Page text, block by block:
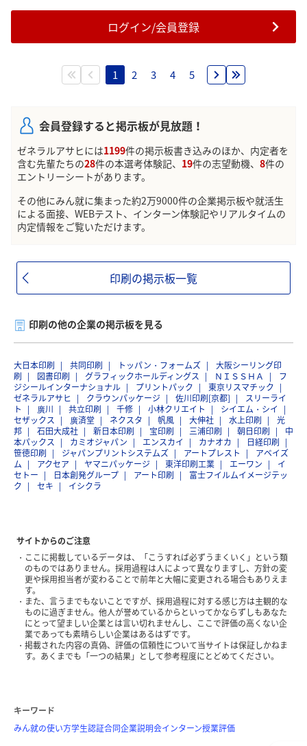
ログイン/会員登録
1 2 3 4 5
会員登録すると掲示板が見放題！
ゼネラルアサヒには1199件の掲示板書き込みのほか、内定者を
含む先輩たちの28件の本選考体験記、 19件の志望動機、 8件の
エントリーシートがあります。
その他にみん就に集まった約2万9000件の企業掲示板や就活生
による面接、WEBテスト、インターン体験記やリアルタイムの
内定情報をご覧いただけます。
印刷の掲示板一覧
印刷の他の企業の掲示板を見る
大日本印刷 共同印刷 トッパン・フォームズ
大阪シーリング印
刷
図書印刷 グラフィックホールディングス ＮＩＳＳＨＡ
フ
ジシールインターナショナル
プリントパック
東京リスマチック
ゼネラルアサヒ
クラウンパッケージ 佐川印刷[京都]
スリーライ
ト
廣川 共立印刷 千修 小林クリエイト
シイエム・シイ
セザックス
廣済堂 ネクスタ 帆風 大伸社 水上印刷
光
邦
石田大成社 新日本印刷 宝印刷 三浦印刷 朝日印刷
中
本パックス
カミオジャパン エンスカイ カナオカ
日経印刷
笹徳印刷
ジャパンプリントシステムズ アートプレスト
アベイズ
ム
アクセア ヤマニパッケージ 東洋印刷工業 エーワン
イ
セトー
日本創発グループ アート印刷
富士フイルムイメージテッ
ク
セキ イシクラ
サイトからのご注意
ここに掲載しているデータは、「こうすれば必ずうまくいく」という類
のものではありません。採用過程は人によって異なりますし、方針の変
更や採用担当者が変わることで前年と大幅に変更される場合もありえま
す。
また、言うまでもないことですが、採用過程に対する感じ方は主観的な
ものに過ぎません。他人が誉めているからといってかならずしもあなた
にとって望ましい企業とは言い切れませんし、ここで評価の高くない企
業であっても素晴らしい企業はあるはずです。
掲載された内容の真偽、評価の信頼性について当サイトは保証しかねま
す。あくまでも「一つの結果」として参考程度にとどめてください。
キーワード
みん就の使い方学生認証合同企業説明会インターン授業評価